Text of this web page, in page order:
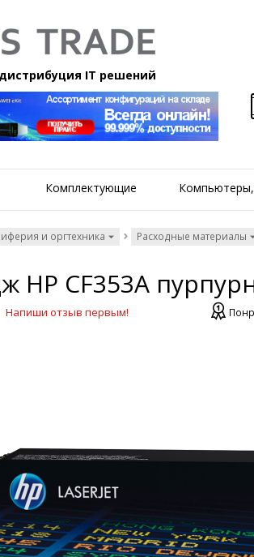
IT решений
Комплектующие Компьютеры,
и оргтехника Расходные материалы
HP CF353A
Напиши отзыв первым!